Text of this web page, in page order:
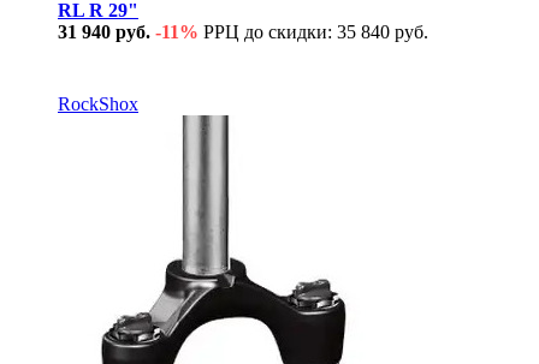
RL R 29"
31 940 руб. -11% РРЦ до скидки: 35 840 руб.
RockShox